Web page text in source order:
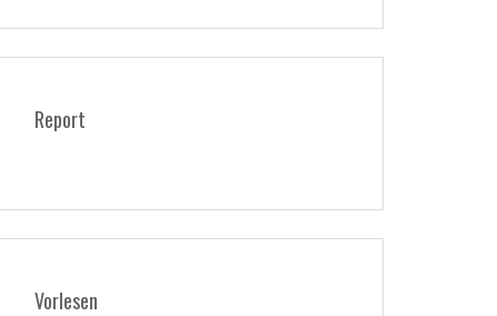
Report
Vorlesen